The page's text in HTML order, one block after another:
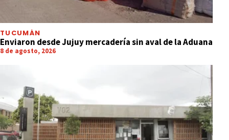
TUCUMÁN
Enviaron desde Jujuy mercadería sin aval de la Aduana
8 de agosto, 2026